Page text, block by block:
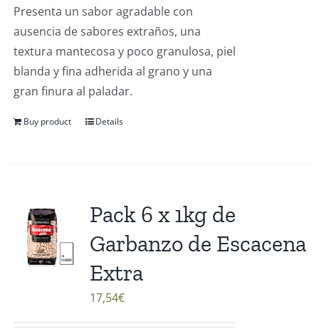
Presenta un sabor agradable con
ausencia de sabores extraños, una
textura mantecosa y poco granulosa, piel
blanda y fina adherida al grano y una
gran finura al paladar.
Buy product Details
Pack 6 x 1kg de
Garbanzo de Escacena
Extra
17,54€